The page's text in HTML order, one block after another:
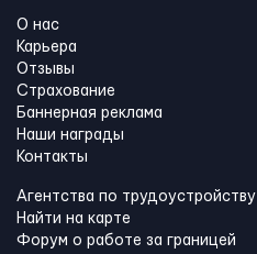
О нас
Карьера
Отзывы
Страхование
Баннерная реклама
Наши награды
Контакты
Агентства по трудоустройству
Найти на карте
Форум о работе за границей